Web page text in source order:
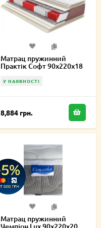
Матрац пружинний
Практік Софт 90х220х18
У НАЯВНОСТІ
8,884 грн.
Матрац пружинний